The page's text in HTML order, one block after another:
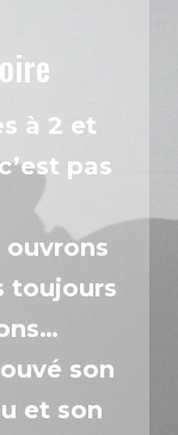
à 2 et
pas
ouvrons
toujours
son
et son